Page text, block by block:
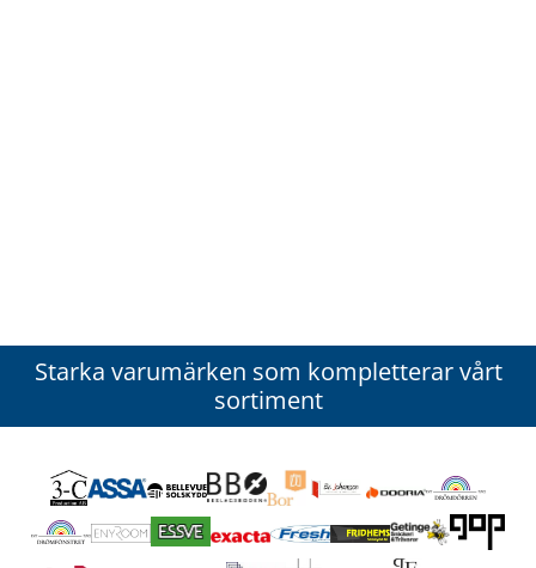
Starka varumärken som kompletterar vårt
sortiment